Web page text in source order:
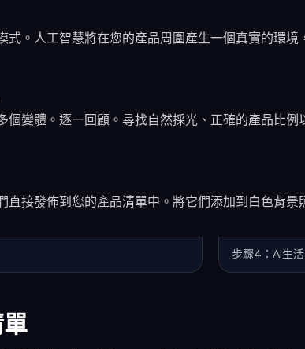
式。人工智慧將在您的產品周圍產生一個真實的環
個變體。逐一回顧。尋找自然採光、正確的產品比
直接發佈到您的產品清單中。將它們添加到白色背景
步驟4：AI生